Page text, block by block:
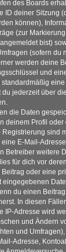
des Boards
ID deiner Sitzung
können),
(zur
bist)
(sofern du
werden deine
und
jederzeit über
die Daten
deinem Profil
Registrierung sind
eine E-Mail-
Betreiber weitere
für dich vor
oder eine
eingegebenen
du einen
In diesen
IP-Adresse wird
und Ändern
und
Adresse,